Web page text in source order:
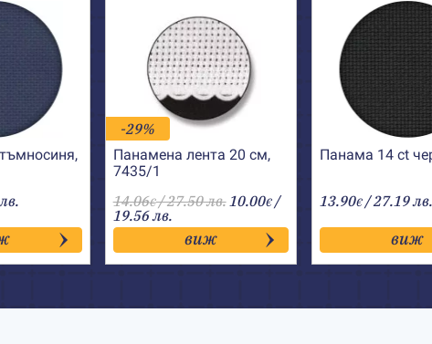
-29%
Панамена лента 20 см,
7435/1
14.06€/ 27.50 лв.10.00€/
19.56 лв.
виж
Панама 14 ct
13.90€ / 27.19 лв.
виж